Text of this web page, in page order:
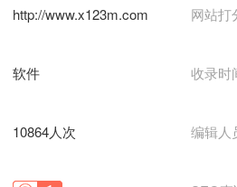
http://www.x123m.com 网站打
软件 收录时
10864人次 编辑人